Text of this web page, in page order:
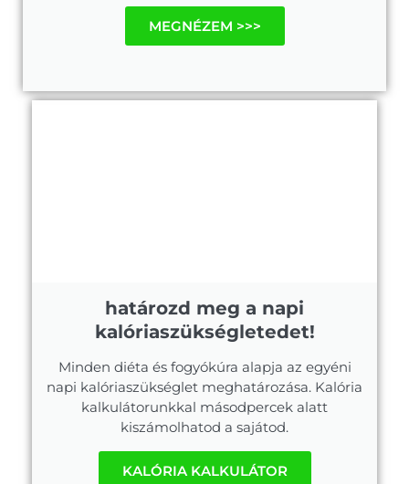
MEGNÉZEM >>>
határozd meg a napi
kalóriaszükségletedet!
Minden diéta és fogyókúra alapja az egyéni
napi kalóriaszükséglet meghatározása. Kalória
kalkulátorunkkal másodpercek alatt
kiszámolhatod a sajátod.
KALÓRIA KALKULÁTOR